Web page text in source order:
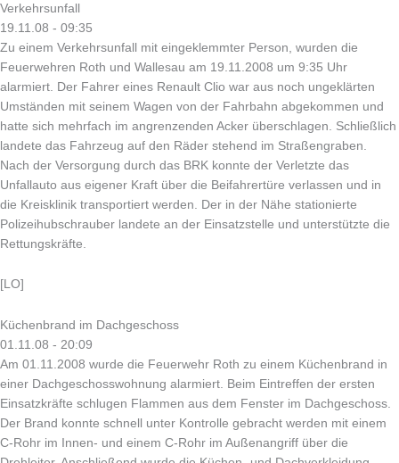
Verkehrsunfall
19.11.08 - 09:35
Zu einem Verkehrsunfall mit eingeklemmter Person, wurden die
Feuerwehren Roth und Wallesau am 19.11.2008 um 9:35 Uhr
alarmiert. Der Fahrer eines Renault Clio war aus noch ungeklärten
Umständen mit seinem Wagen von der Fahrbahn abgekommen und
hatte sich mehrfach im angrenzenden Acker überschlagen. Schließlich
landete das Fahrzeug auf den Räder stehend im Straßengraben.
Nach der Versorgung durch das BRK konnte der Verletzte das
Unfallauto aus eigener Kraft über die Beifahrertüre verlassen und in
die Kreisklinik transportiert werden. Der in der Nähe stationierte
Polizeihubschrauber landete an der Einsatzstelle und unterstützte die
Rettungskräfte.
[LO]
Küchenbrand im Dachgeschoss
01.11.08 - 20:09
Am 01.11.2008 wurde die Feuerwehr Roth zu einem Küchenbrand in
einer Dachgeschosswohnung alarmiert. Beim Eintreffen der ersten
Einsatzkräfte schlugen Flammen aus dem Fenster im Dachgeschoss.
Der Brand konnte schnell unter Kontrolle gebracht werden mit einem
C-Rohr im Innen- und einem C-Rohr im Außenangriff über die